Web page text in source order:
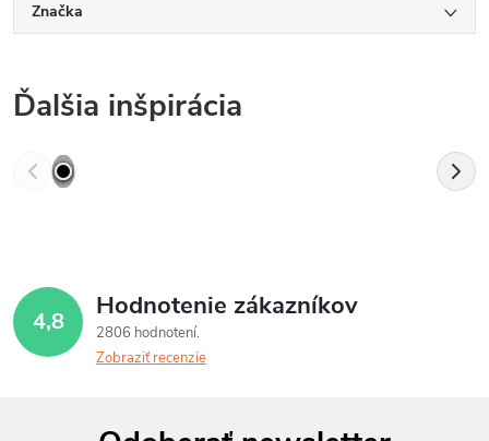
Značka
Ďalšia inšpirácia
4,8 Hodnotenie zákazníkov
2806 hodnotení
Zobraziť recenzie